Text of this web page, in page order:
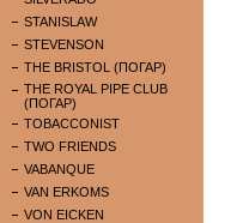
STANISLAW
STEVENSON
THE BRISTOL (ПОГАР)
THE ROYAL PIPE CLUB
(ПОГАР)
TOBACCONIST
TWO FRIENDS
VABANQUE
VAN ERKOMS
VON EICKEN